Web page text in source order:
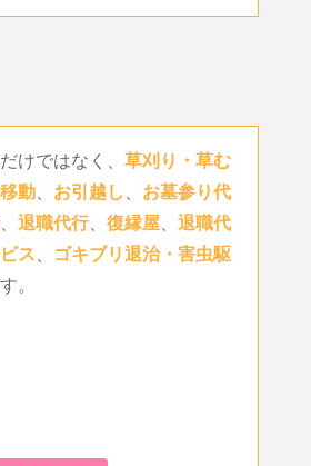
けではなく、 草刈り・草む
動、 お引越し、 お墓参り代
、 退職代行、 復縁屋、 退職代
ス、 ゴキブリ退治・害虫駆
。